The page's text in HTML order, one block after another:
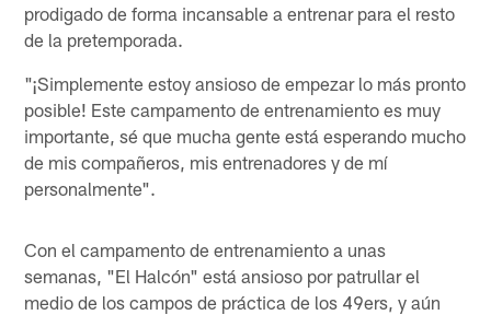
prodigado de forma incansable a entrenar para el resto
de la pretemporada.
"¡Simplemente estoy ansioso de empezar lo más pronto
posible! Este campamento de entrenamiento es muy
importante, sé que mucha gente está esperando mucho
de mis compañeros, mis entrenadores y de mí
personalmente".
Con el campamento de entrenamiento a unas
semanas, "El Halcón" está ansioso por patrullar el
medio de los campos de práctica de los 49ers, y aún